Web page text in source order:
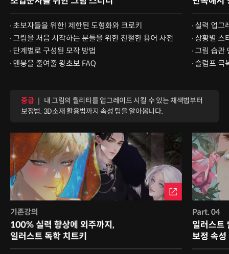
중급｜ 내 그림의 퀄리티를 업그레이드 시킬 수 있는 채색법부터
보정법, 3D소재 활용법까지 속성 팁을 알아봅니다.